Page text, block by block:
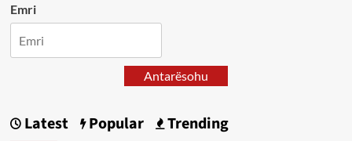
Emri
Antarësohu
Latest Popular Trending